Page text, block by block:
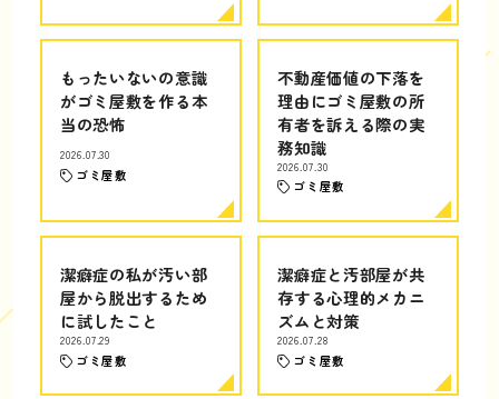
もったいないの意識
がゴミ屋敷を作る本
当の恐怖
2026.07.30
ゴミ屋敷
不動産価値の下落を
理由にゴミ屋敷の所
有者を訴える際の実
務知識
2026.07.30
ゴミ屋敷
潔癖症の私が汚い部
屋から脱出するため
に試したこと
2026.07.29
ゴミ屋敷
潔癖症と汚部屋が共
存する心理的メカニ
ズムと対策
2026.07.28
ゴミ屋敷